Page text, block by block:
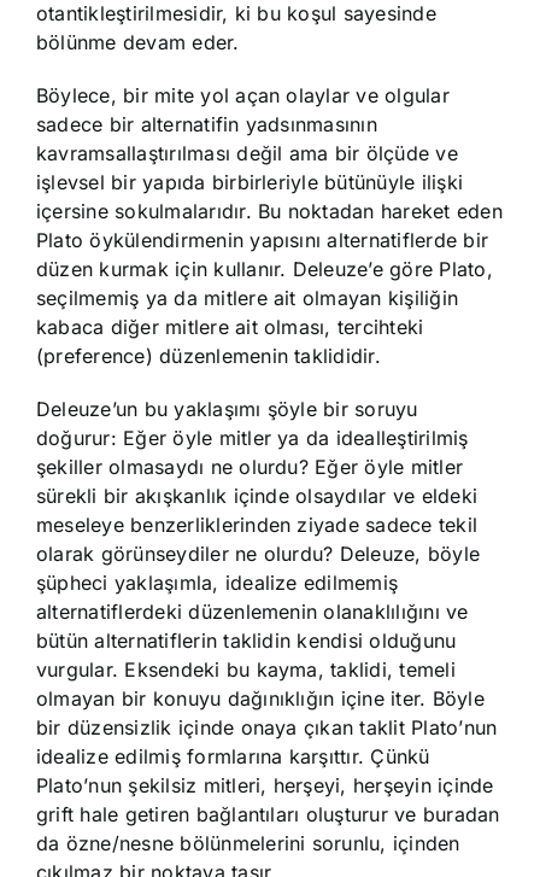
otantikleştirilmesidir, ki bu koşul sayesinde
bölünme devam eder.
Böylece, bir mite yol açan olaylar ve olgular
sadece bir alternatifin yadsınmasının
kavramsallaştırılması değil ama bir ölçüde ve
işlevsel bir yapıda birbirleriyle bütünüyle ilişki
içersine sokulmalarıdır. Bu noktadan hareket eden
Plato öykülendirmenin yapısını alternatiflerde bir
düzen kurmak için kullanır. Deleuze’e göre Plato,
seçilmemiş ya da mitlere ait olmayan kişiliğin
kabaca diğer mitlere ait olması, tercihteki
(preference) düzenlemenin taklididir.
Deleuze’un bu yaklaşımı şöyle bir soruyu
doğurur: Eğer öyle mitler ya da idealleştirilmiş
şekiller olmasaydı ne olurdu? Eğer öyle mitler
sürekli bir akışkanlık içinde olsaydılar ve eldeki
meseleye benzerliklerinden ziyade sadece tekil
olarak görünseydiler ne olurdu? Deleuze, böyle
şüpheci yaklaşımla, idealize edilmemiş
alternatiflerdeki düzenlemenin olanaklılığını ve
bütün alternatiflerin taklidin kendisi olduğunu
vurgular. Eksendeki bu kayma, taklidi, temeli
olmayan bir konuyu dağınıklığın içine iter. Böyle
bir düzensizlik içinde onaya çıkan taklit Plato’nun
idealize edilmiş formlarına karşıttır. Çünkü
Plato’nun şekilsiz mitleri, herşeyi, herşeyin içinde
grift hale getiren bağlantıları oluşturur ve buradan
da özne/nesne bölünmelerini sorunlu, içinden
çıkılmaz bir noktaya taşır.